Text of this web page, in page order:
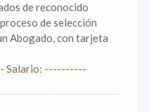
de reconocido
de selección
Abogado, con tarjeta
Salario: ----------